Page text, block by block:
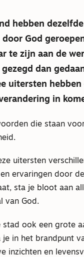
hebben
God
te zijn aan de
dan
uitersten
in
die staan
uitersten
ervaringen door
sta je bloot aan
van God.
ook een grote
in het brandpunt
inzichten en